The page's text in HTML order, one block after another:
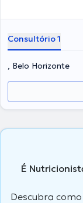
Consultório 1
, Belo Horizonte
É
Descubra